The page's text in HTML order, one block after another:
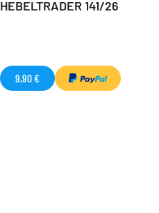
HEBELTRADER 141/26
9,90 €